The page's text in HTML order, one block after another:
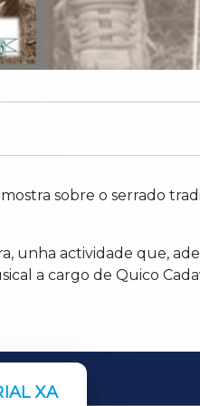
sobre o serrado
unha actividade que,
a cargo de Quico
XA